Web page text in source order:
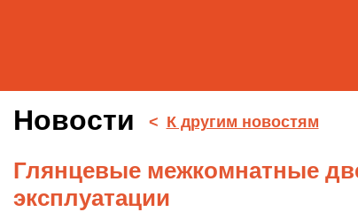
Новости < К другим новостям
Глянцевые межкомнатные
эксплуатации